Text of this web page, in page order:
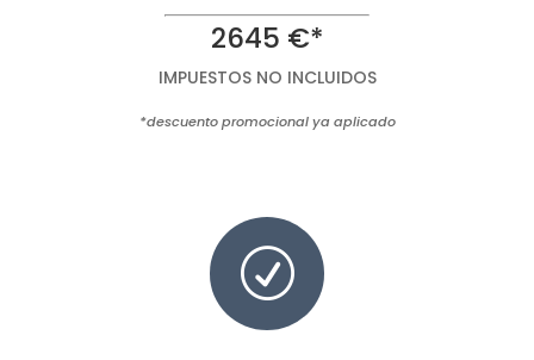
2645 €*
IMPUESTOS NO INCLUIDOS
*descuento promocional ya aplicado
R